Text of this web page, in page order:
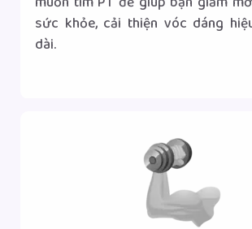
sức khỏe, cải thiện vóc dáng
dài.